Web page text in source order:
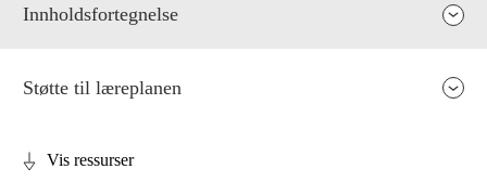
Innholdsfortegnelse
Støtte til læreplanen
Vis ressurser